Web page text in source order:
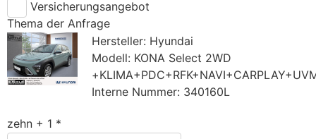
Versicherungsangebot
Thema der Anfrage
Hersteller: Hyundai
Modell: KONA Select 2WD
Interne Nummer: 340160L
zehn + 1 *